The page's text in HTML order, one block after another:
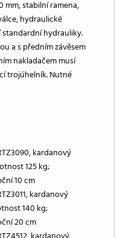
mm, stabilní ramena,
hydraulické
hydrauliky.
a s předním závěsem
nakladačem musí
trojúhelník. Nutné
kardanový
125 kg;
10 cm
kardanový
140 kg;
20 cm